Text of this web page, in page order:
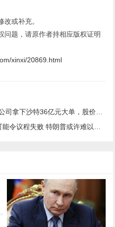
或补充。
问题，请原作者持相应版权证明
xinxi/20869.html
亿元大单，股价一字涨停：“11天6板”，已翻倍！
失败 特朗普或许难以发起百日立法风暴